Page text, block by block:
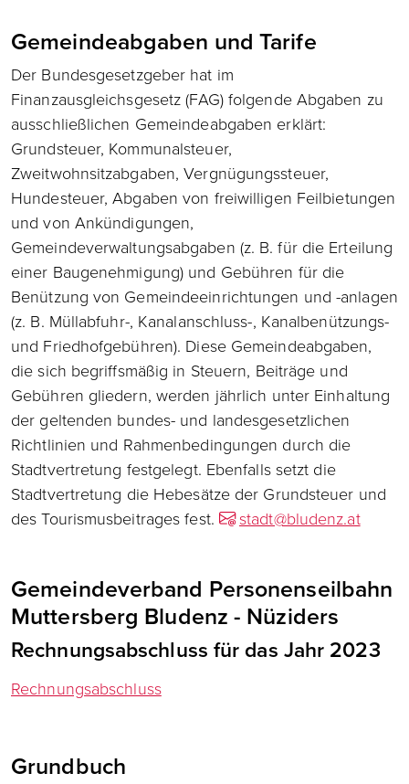
Gemeindeabgaben und Tarife
Der Bundesgesetzgeber hat im
Finanzausgleichsgesetz (FAG) folgende Abgaben zu
ausschließlichen Gemeindeabgaben erklärt:
Grundsteuer, Kommunalsteuer,
Zweitwohnsitzabgaben, Vergnügungssteuer,
Hundesteuer, Abgaben von freiwilligen Feilbietungen
und von Ankündigungen,
Gemeindeverwaltungsabgaben (z. B. für die Erteilung
einer Baugenehmigung) und Gebühren für die
Benützung von Gemeindeeinrichtungen und -anlagen
(z. B. Müllabfuhr-, Kanalanschluss-, Kanalbenützungs-
und Friedhofgebühren). Diese Gemeindeabgaben,
die sich begriffsmäßig in Steuern, Beiträge und
Gebühren gliedern, werden jährlich unter Einhaltung
der geltenden bundes- und landesgesetzlichen
Richtlinien und Rahmenbedingungen durch die
Stadtvertretung festgelegt. Ebenfalls setzt die
Stadtvertretung die Hebesätze der Grundsteuer und
des Tourismusbeitrages fest.
stadt@bludenz.at
Gemeindeverband Personenseilbahn
Muttersberg Bludenz - Nüziders
Rechnungsabschluss für das Jahr 2023
Rechnungsabschluss
Grundbuch